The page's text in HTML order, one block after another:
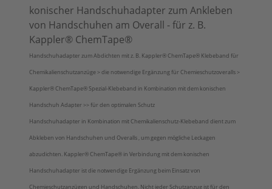
konischer Handschuhadapter zum Ankleben
von Handschuhen am Overall - für z. B.
Kappler® ChemTape®
Handschuhadapter zum Abdichten mit z. B. Kappler® ChemTape® Klebeband für
Chemikalienschutzanzüge > die notwendige Ergänzung für Chemieschutzoveralls >
Kappler® ChemTape® Spezial-Klebeband in Kombination mit dem konischen
Handschuh Adapter >> für den optimalen Schutz
Handschuhadapter in Kombination mit Chemikalienschutz-Klebeband dient zum
Abkleben von Handschuhen und Overalls , um gegen mögliche Leckagen
abzudichten. Kappler® ChemTape® in Verbindung mit dem konischen
Handschuhadapter ist die notwendige Ergänzung beim Einsatz von
Chemieschutzanzügen und Handschuhen. Nicht jeder Schutzanzug ist für den